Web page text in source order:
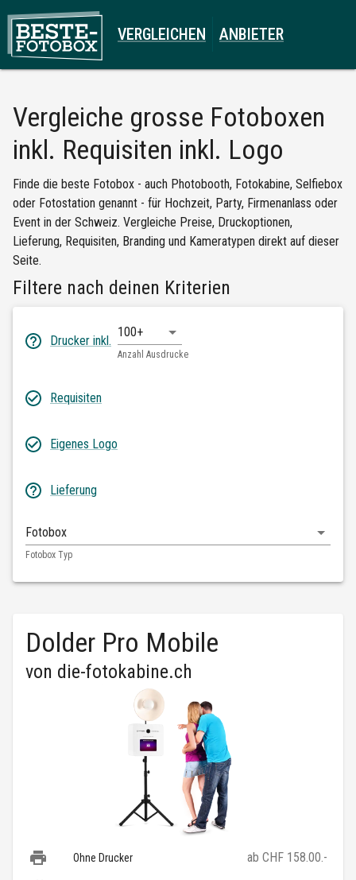
VERGLEICHEN ANBIETER
Vergleiche grosse Fotoboxen
inkl. Requisiten inkl. Logo
Finde die beste Fotobox - auch Photobooth, Fotokabine, Selfiebox
oder Fotostation genannt - für Hochzeit, Party, Firmenanlass oder
Event in der Schweiz. Vergleiche Preise, Druckoptionen,
Lieferung, Requisiten, Branding und Kameratypen direkt auf dieser
Seite.
Filtere nach deinen Kriterien
Drucker inkl.
100+
Anzahl Ausdrucke
Requisiten
Eigenes Logo
Lieferung
Fotobox
Fotobox Typ
Dolder Pro Mobile
von die-fotokabine.ch
Ohne Drucker ab CHF 158.00.-